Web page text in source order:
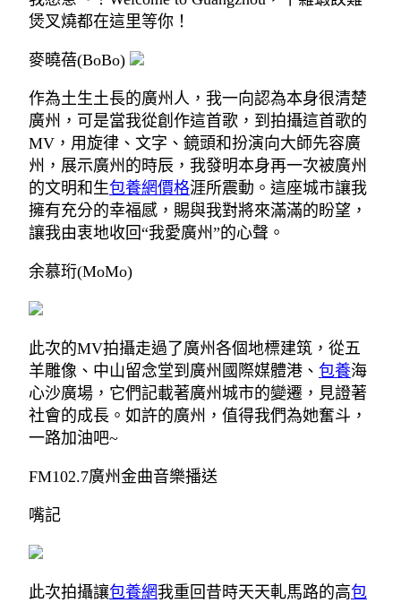
煲叉燒都在這里等你！
麥曉蓓(BoBo)
作為土生土長的廣州人，我一向認為本身很清楚
廣州，可是當我從創作這首歌，到拍攝這首歌的
MV，用旋律、文字、鏡頭和扮演向大師先容廣
州，展示廣州的時辰，我發明本身再一次被廣州
的文明和生包養網價格涯所震動。這座城市讓我
擁有充分的幸福感，賜與我對將來滿滿的盼望，
讓我由衷地收回“我愛廣州”的心聲。
余慕珩(MoMo)
此次的MV拍攝走過了廣州各個地標建筑，從五
羊雕像、中山留念堂到廣州國際媒體港、 包養海
心沙廣場，它們記載著廣州城市的變遷，見證著
社會的成長。如許的廣州，值得我們為她奮斗，
一路加油吧~
FM102.7廣州金曲音樂播送
嘴記
此次拍攝讓包養網我重回昔時天天軋馬路的高包